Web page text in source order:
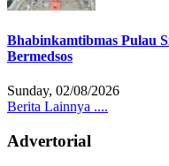
Bhabinkamtibmas Pulau
Bermedsos
Sunday, 02/08/2026
Berita Lainnya ....
Advertorial